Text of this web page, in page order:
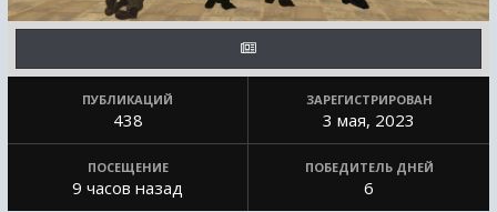
ПУБЛИКАЦИЙ
438
ЗАРЕГИСТРИРОВАН
3 мая, 2023
ПОСЕЩЕНИЕ
9 часов назад
ПОБЕДИТЕЛЬ ДНЕЙ
6